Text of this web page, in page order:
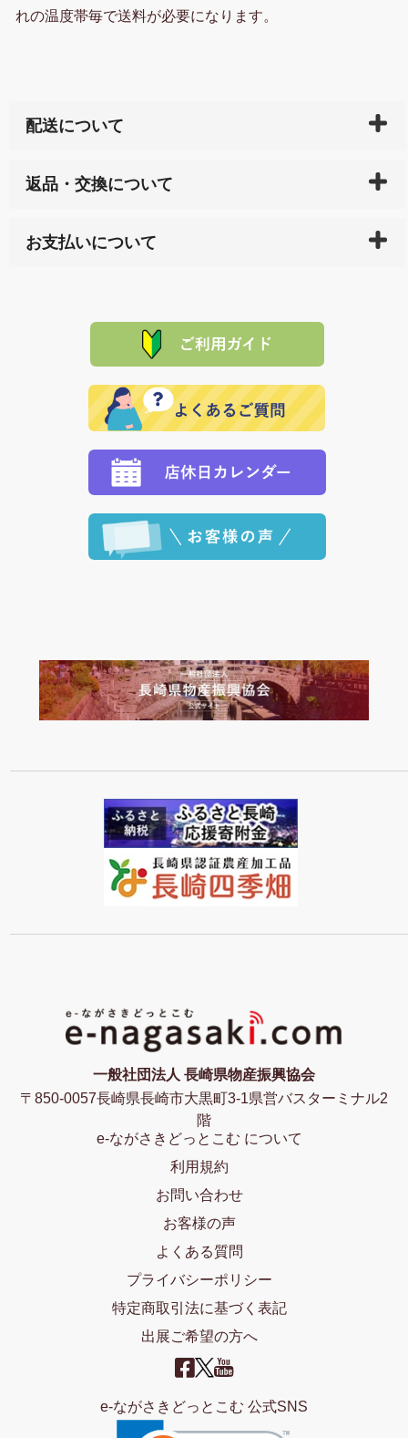
れの温度帯毎で送料が必要になります。
配送について
天ペイ」の方はご注文受付後）、 長崎県下全域に点在
サイト内で購入された商品の送料は、こちらの
全国送
れの生産メーカーからお客様の元へ直送いたしますの
で、 それぞれ個別に送料が必要になります。
返品・交換について
または配送途中の 事故などで不都合が生じている場合
品代金を返金いたします。）
その際は誠に申し訳ありませんが、当協会までご注文
願いいたします。
お支払いについて
た場合、お客様からの ご入金を確認した後で、商品を
※「クレジットカード」「PayPay」「楽天ペイ」を指
定された場合は、準備出来次第の便にてお送りいたし
ます。 （到着日指定をされている場合は、ご指定の日
程に合わせてお届けいたします。）
一般社団法人 長崎県物産振興協会
〒850-0057長崎県長崎市大黒町3-1県営バスターミナル2
階
e-ながさきどっとこむ について
利用規約
お問い合わせ
お客様の声
よくある質問
プライバシーポリシー
特定商取引法に基づく表記
出展ご希望の方へ
e-ながさきどっとこむ 公式SNS